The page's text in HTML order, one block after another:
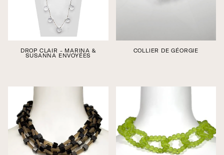
Édition boutique
DROP CLAIR - MARINA &
SUSANNA ENVOYÉES
COLLIER DE GÉORGIE